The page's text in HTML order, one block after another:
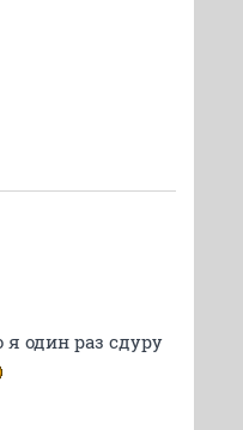
один раз сдуру